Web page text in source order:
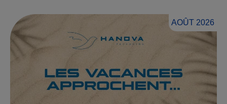
AOÛT 2026